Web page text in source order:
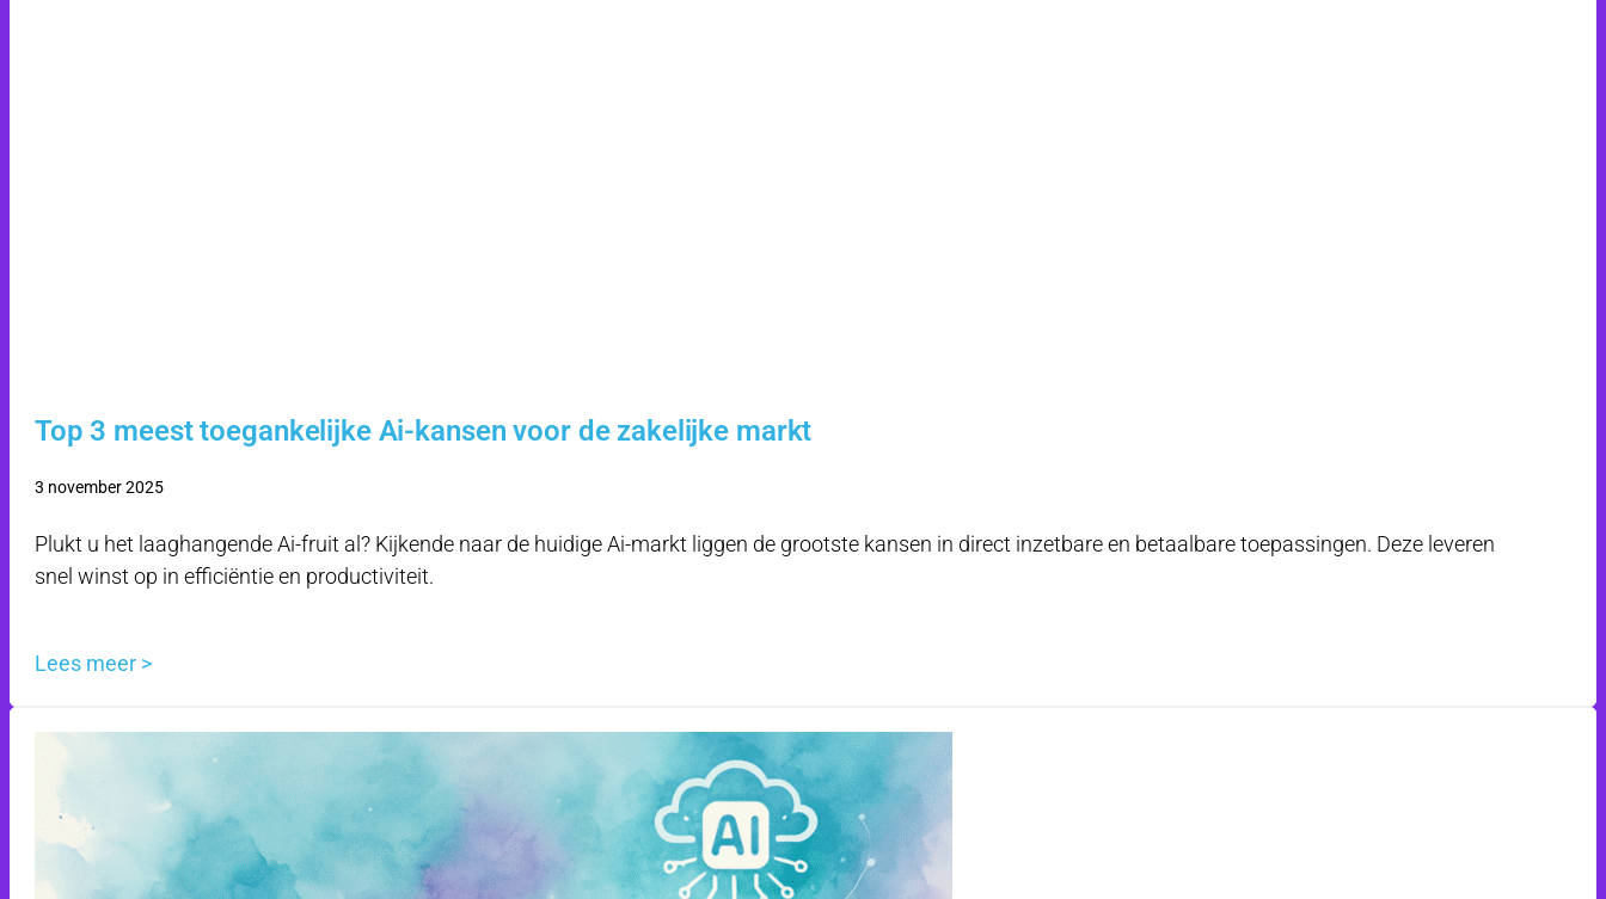
Top 3 meest toegankelijke Ai-kansen voor de zakelijke markt
3 november 2025
Plukt u het laaghangende Ai-fruit al? Kijkende naar de huidige Ai-markt liggen de grootste kansen in direct inzetbare en betaalbare toepassingen. Deze leveren
snel winst op in efficiëntie en productiviteit.
Lees meer >